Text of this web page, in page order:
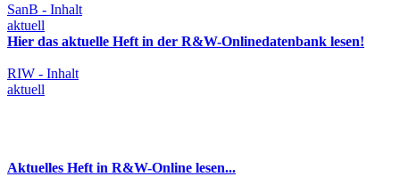
SanB - Inhalt
aktuell
Hier das aktuelle Heft in der R&W-Onlinedatenbank lesen!
RIW - Inhalt
aktuell
Aktuelles Heft in R&W-Online lesen...